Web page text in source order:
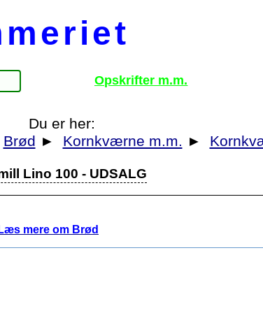
Opskrifter m.m.
Du er her:
Brød ► Kornkværne m.m. ►
Lino 100 - UDSALG
Læs mere om Brød